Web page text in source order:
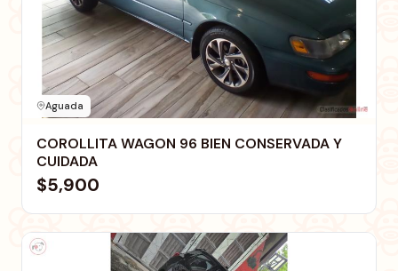
Aguada
COROLLITA WAGON 96 BIEN CONSERVADA Y
CUIDADA
$5,900